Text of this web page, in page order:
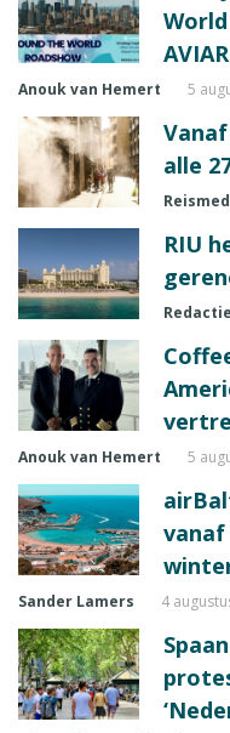
Anouk van Hemert 5
alle
RIU
Anouk van Hemert 5
vanaf
Sander Lamers 4